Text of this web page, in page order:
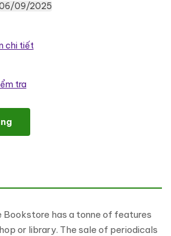
09/2025
chi tiết
tra
WooCommerce Elementor Responsive
Bookstore has a tonne of features
or library. The sale of periodicals